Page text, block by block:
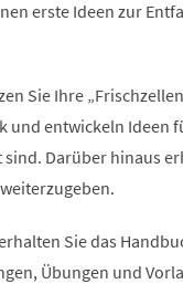
erste Ideen zur
Sie Ihre
und entwickeln
Darüber hinaus
Sie das
Übungen und